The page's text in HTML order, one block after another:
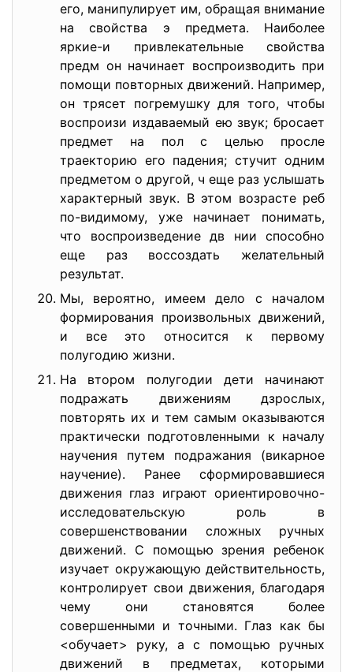
его, манипулирует им, обращая внимание
на свойства э предмета. Наиболее
яркие-и привлекательные свойства
предм он начинает воспроизводить при
помощи повторных движений. Например,
он трясет погремушку для того, чтобы
воспроизи издаваемый ею звук; бросает
предмет на пол с целью просле
траекторию его падения; стучит одним
предметом о другой, ч еще раз услышать
характерный звук. В этом возрасте реб
по-видимому, уже начинает понимать,
что воспроизведение дв нии способно
еще раз воссоздать желательный
результат.
Мы, вероятно, имеем дело с началом
формирования произвольных движений,
и все это относится к первому
полугодию жизни.
На втором полугодии дети начинают
подражать движениям дзрослых,
повторять их и тем самым оказываются
практически подготовленными к началу
научения путем подражания (викарное
научение). Ранее сформировавшиеся
движения глаз играют ориентировочно-
исследовательскую роль в
совершенствовании сложных ручных
движений. С помощью зрения ребенок
изучает окружающую действительность,
контролирует свои движения, благодаря
чему они становятся более
совершенными и точными. Глаз как бы
<обучает> руку, а с помощью ручных
движений в предметах, которыми